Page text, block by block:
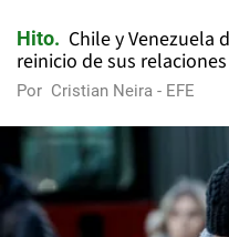
Hito
Chile y Venezuela
reinicio de sus
Por Cristian Neira - EFE